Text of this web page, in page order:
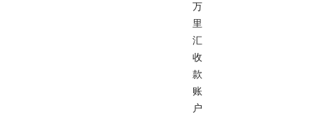
万
里
汇
收
款
账
户